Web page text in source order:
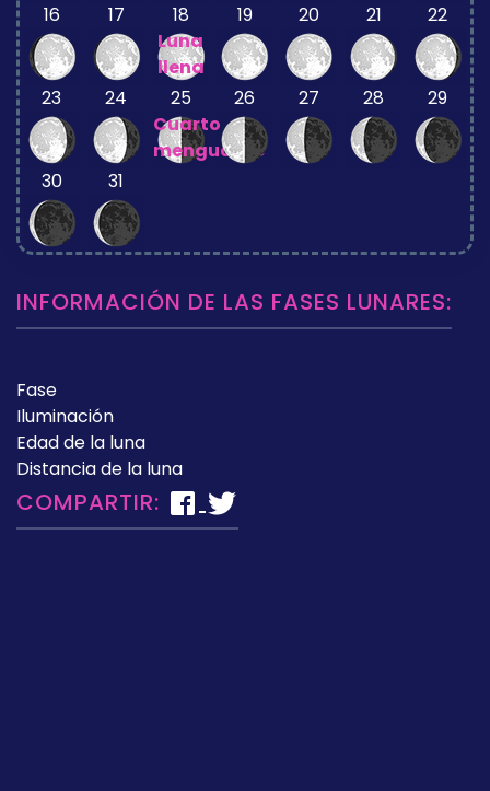
16 17
18
Luna
llena
19 20 21 22
23 24
25
Cuarto
menguante
26 27 28 29
30 31
INFORMACIÓN DE LAS FASES LUNARES:
Fase
Iluminación
Edad de la luna
Distancia de la luna
COMPARTIR: